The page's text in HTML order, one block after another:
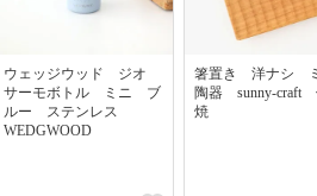
ウェッジウッド ジオ
サーモボトル ミニ ブ
ルー ステンレス
WEDGWOOD
箸置き 洋ナシ
陶器 sunny-craft
焼